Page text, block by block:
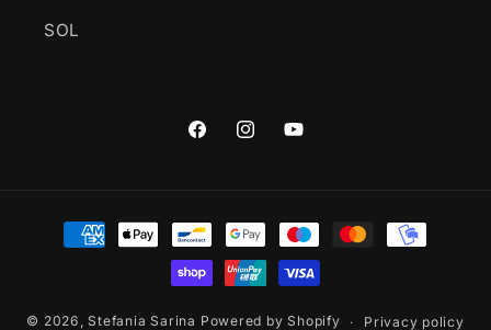
SOL
FacebookInstagramYouTube
Payment
methods
© 2026, Stefania Sarina Powered by Shopify Privacy policy